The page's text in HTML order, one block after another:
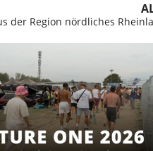
der Region nördliches